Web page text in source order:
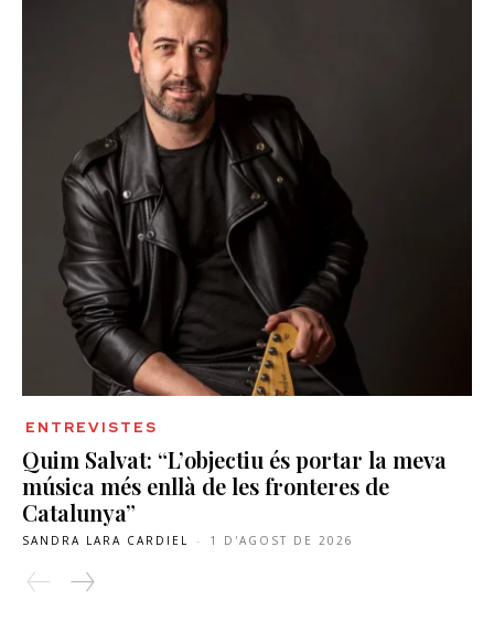
ENTREVISTES
Quim Salvat: “L’objectiu és portar la meva
música més enllà de les fronteres de
Catalunya”
SANDRA LARA CARDIEL - 1 D'AGOST DE 2026